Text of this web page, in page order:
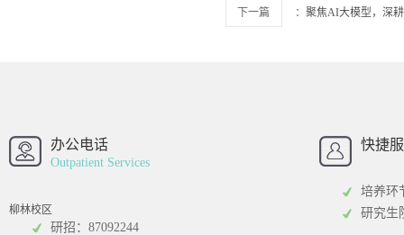
下一篇 ： 聚焦AI大模型，深
招办
办公电话
Outpatient Services
柳林校区
研招：87092244
快捷
培养环
研究生